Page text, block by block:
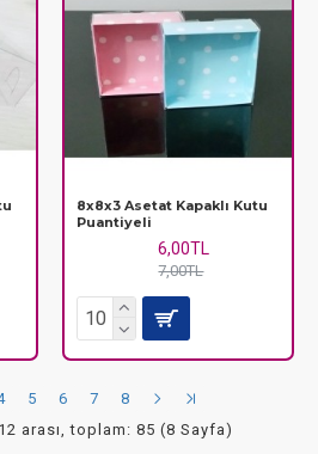
8x8x3 Asetat Kapaklı Kutu
Puantiyeli
6,00TL
7,00TL
5 6 7
8
arası, toplam: 85 (8 Sayfa)